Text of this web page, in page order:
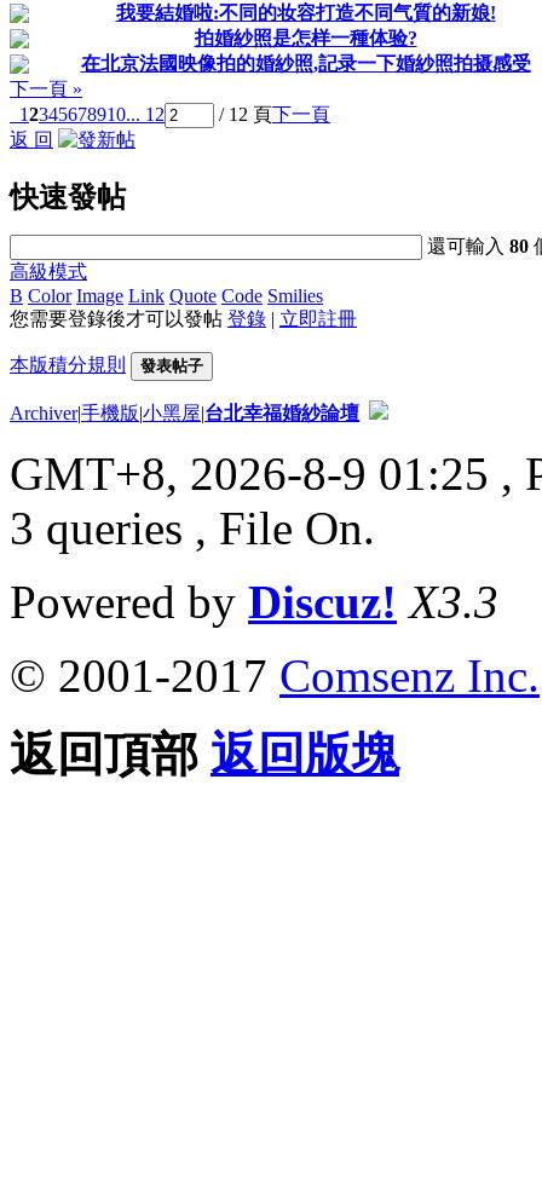
我要結婚啦:不同的妆容打造不同气質的新娘!
拍婚紗照是怎样一種体验?
在北京法國映像拍的婚紗照,記录一下婚紗照拍摄感受
下一頁 »
12345678910... 12 / 12 頁下一頁
返 回
快速發帖
還可輸入80
高級模式
B Color Image Link Quote Code Smilies
您需要登錄後才可以發帖 登錄 | 立即註冊
本版積分規則 發表帖子
Archiver|手機版|小黑屋|台北幸福婚紗論壇
GMT+8, 2026-8-9 01:25 ,
3 queries , File On.
Powered by Discuz! X3.3
© 2001-2017 Comsenz Inc.
返回頂部 返回版塊